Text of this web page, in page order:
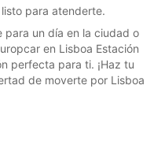
para atenderte.
para un día en la ciudad o
en Lisboa Estación
perfecta para ti. ¡Haz tu
de moverte por Lisboa